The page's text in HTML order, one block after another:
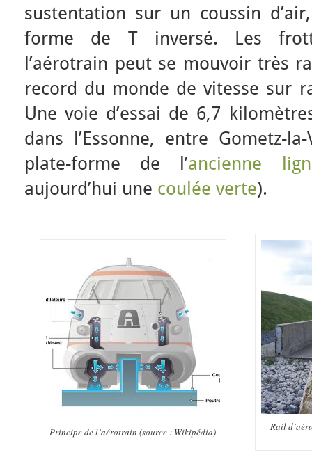
sustentation sur un coussin
forme de T inversé. Les
l’aérotrain peut se mouvoir très
record du monde de vitesse sur
Une voie d’essai de 6,7
dans l’Essonne, entre Gometz-
plate-forme de l’ancienne
aujourd’hui une coulée verte).
Principe de l’aérotrain (source : Wikipédia) Rail